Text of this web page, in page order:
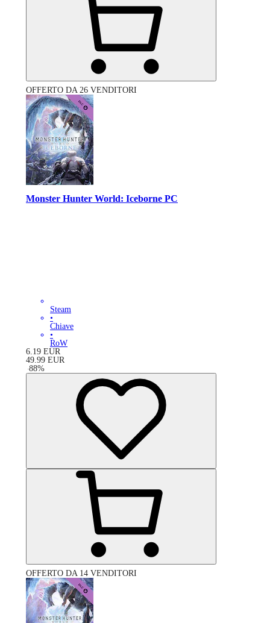
OFFERTO DA 26 VENDITORI
Monster Hunter World: Iceborne PC
Steam
•
Chiave
•
RoW
6.19 EUR
49.99 EUR
-88%
OFFERTO DA 14 VENDITORI